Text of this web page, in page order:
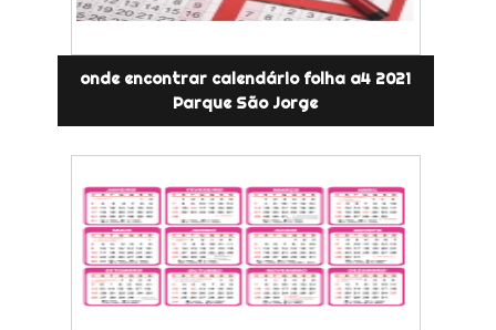
onde encontrar calendário folha a4 2021
Parque São Jorge